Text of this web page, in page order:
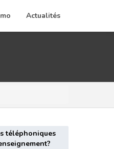
Actualités
téléphoniques